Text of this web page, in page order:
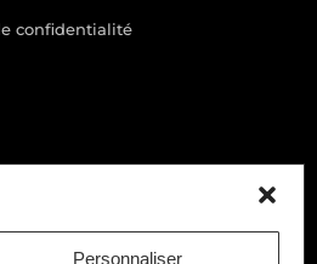
Personnaliser
confidentialité